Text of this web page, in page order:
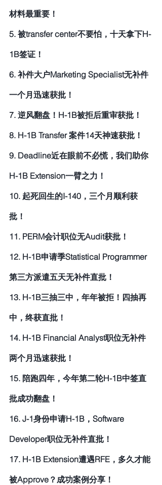
材料最重要！
5. 被transfer center不要怕，十天拿下H-
1B签证！
6. 补件大户Marketing Specialist无补件
一个月迅速获批！
7. 逆风翻盘！H-1B被拒后重审获批！
8. H-1B Transfer 案件14天神速获批！
9. Deadline近在眼前不必慌，我们助你
H-1B Extension一臂之力！
10. 起死回生的I-140，三个月顺利获
批！
11. PERM会计职位无Audit获批！
12. H-1B申请季Statistical Programmer
第三方派遣五天无补件直批！
13. H-1B三抽三中，年年被拒！四抽再
中，终获直批！
14. H-1B Financial Analyst职位无补件
两个月迅速获批！
15. 陪跑四年，今年第二轮H-1B中签直
批成功翻盘！
16. J-1身份申请H-1B，Software
Developer职位无补件直批！
17. H-1B Extension遭遇RFE，多久才能
被Approve？成功案例分享！